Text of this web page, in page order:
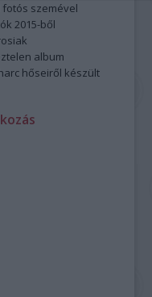
szemével
2015-ből
album
hőseiről készült